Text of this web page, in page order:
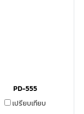
PD-555
เปรียบเทียบ